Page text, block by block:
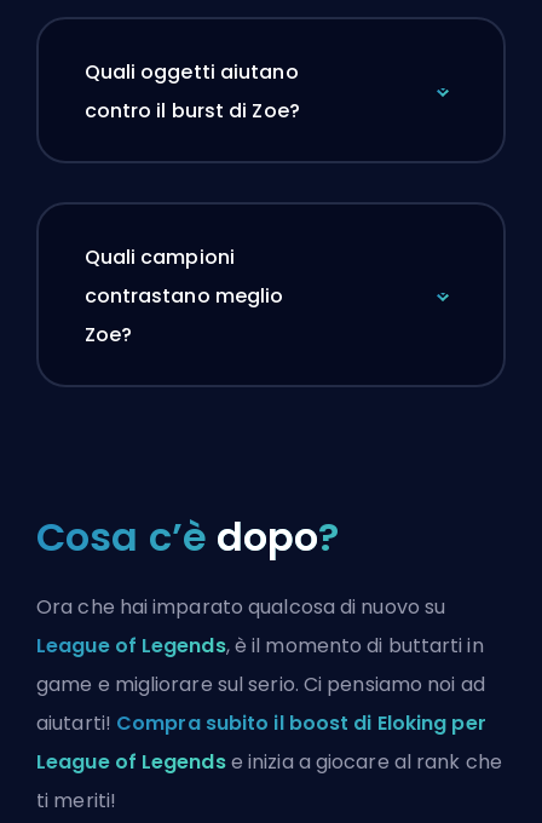
Quali oggetti aiutano
contro il burst di Zoe?
Quali campioni
contrastano meglio
Zoe?
Cosa c’è dopo?
Ora che hai imparato qualcosa di nuovo su
League of Legends, è il momento di buttarti in
game e migliorare sul serio. Ci pensiamo noi ad
aiutarti! Compra subito il boost di Eloking per
League of Legendse inizia a giocare al rank che
ti meriti!